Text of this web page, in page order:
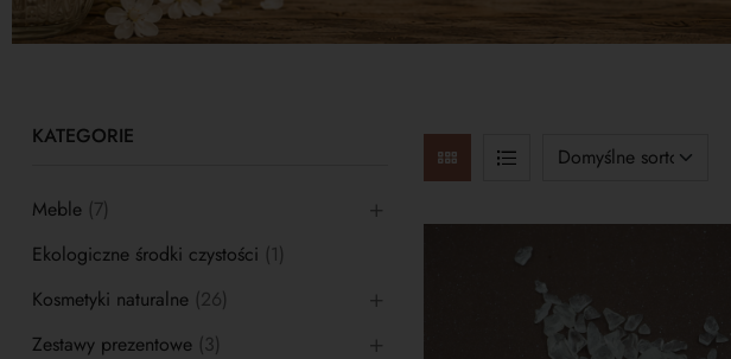
KATEGORIE
Meble (7)
Ekologiczne środki czystości (1)
Kosmetyki naturalne (26)
Zestawy prezentowe (3)